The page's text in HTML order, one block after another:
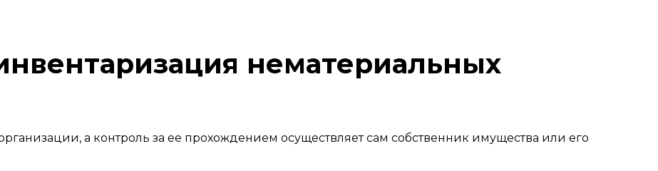
нематериальных
а контроль за ее прохождением осуществляет сам собственник имущества или его